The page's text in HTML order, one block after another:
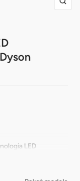
LED
modelami Dyson